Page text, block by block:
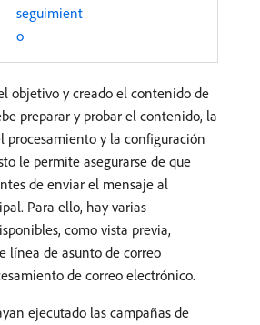
seguimient
o
objetivo y creado el contenido de
preparar y probar el contenido, la
procesamiento y la configuración
le permite asegurarse de que
de enviar el mensaje al
Para ello, hay varias
como vista previa,
línea de asunto de correo
de correo electrónico.
ejecutado las campañas de